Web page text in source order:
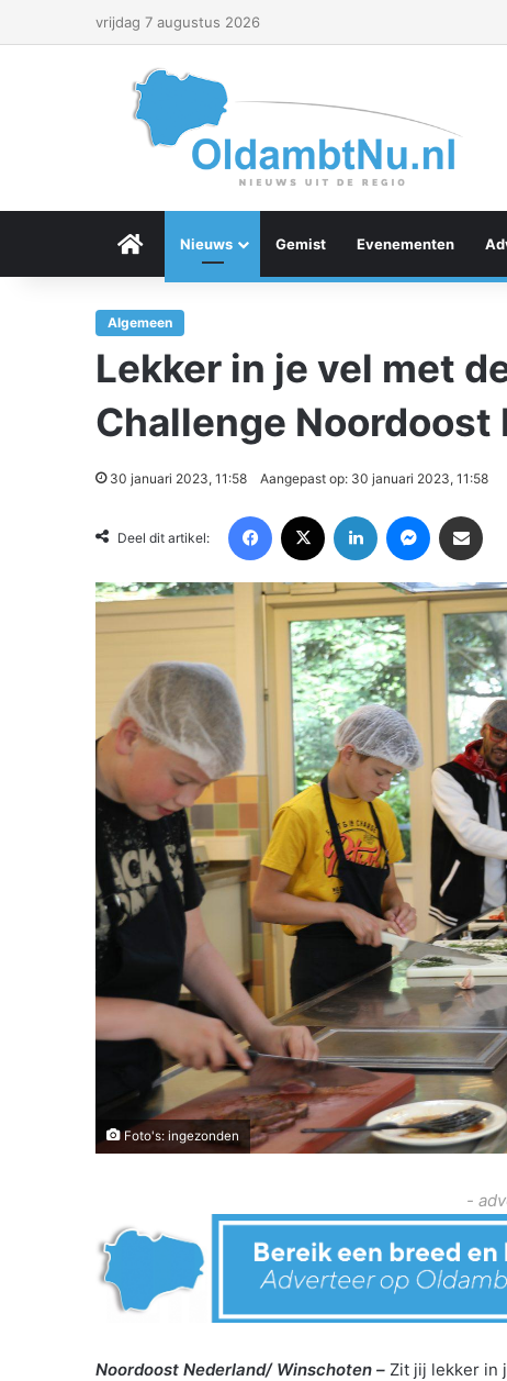
vrijdag 7 augustus 2026
Menu Item
Nieuws Gemist Evenementen
Algemeen
Lekker in je vel met
Challenge Noordoost
30 januari 2023, 11:58 Aangepast op: 30 januari 2023, 11:58
Deel dit artikel:
Foto's: ingezonden
-
Noordoost Nederland/ Winschoten – Zit jij lekker in